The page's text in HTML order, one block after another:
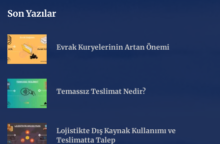
Son Yazılar
Evrak Kuryelerinin Artan Önemi
Temassız Teslimat Nedir?
Lojistikte Dış Kaynak Kullanımı ve
Teslimatta Talep